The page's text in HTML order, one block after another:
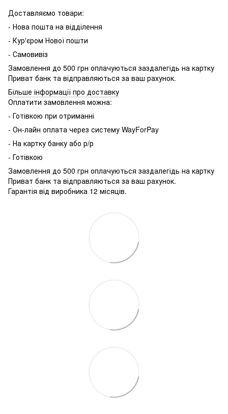
Доставляємо товари:
- Нова пошта на відділення
- Кур'єром Нової пошти
- Самовивіз
Замовлення до 500 грн оплачуються заздалегідь на картку
Приват банк та відправляються за ваш рахунок.
Більше інформації про доставку
Оплатити замовлення можна:
- Готівкою при отриманні
- Он-лайн оплата через систему WayForPay
- На картку банку або р/р
- Готівкою
Замовлення до 500 грн оплачуються заздалегідь на картку
Приват банк та відправляються за ваш рахунок.
Гарантія від виробника 12 місяців.